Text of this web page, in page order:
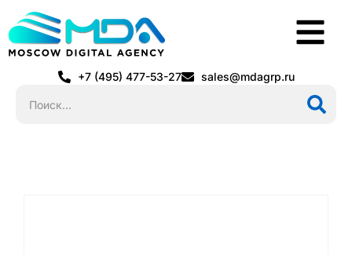
+7 (495) 477-53-27 sales@mdagrp.ru